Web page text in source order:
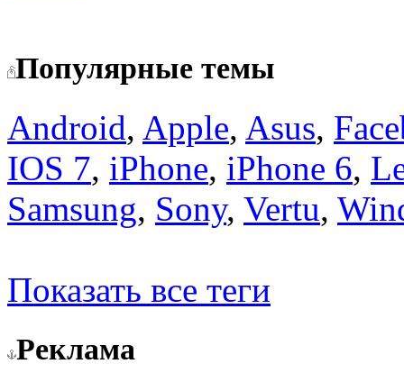
Популярные темы
Android, Apple, Asus,
IOS 7, iPhone, iPhone 6,
Samsung, Sony, Vertu,
Показать все теги
Реклама